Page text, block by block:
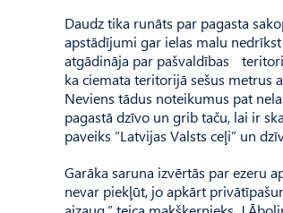
Daudz tika runāts par pagasta
apstādījumi gar ielas malu
atgādināja par pašvaldības
ka ciemata teritorijā sešus metrus
Neviens tādus noteikumus pat
pagastā dzīvo un grib taču, lai ir
paveiks “Latvijas Valsts ceļi” un
Garāka saruna izvērtās par ezeru
nevar piekļūt, jo apkārt